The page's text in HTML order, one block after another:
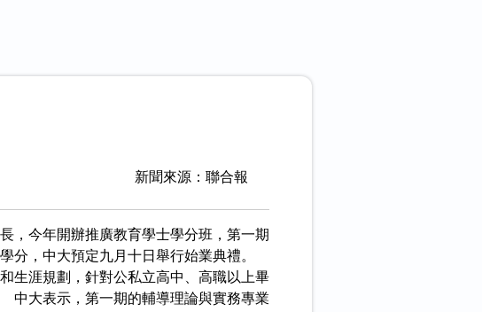
新聞來源：聯合報
，今年開辦推廣教育學士學分班，第一期
分，中大預定九月十日舉行始業典禮。
生涯規劃，針對公私立高中、高職以上畢
中大表示，第一期的輔導理論與實務專業